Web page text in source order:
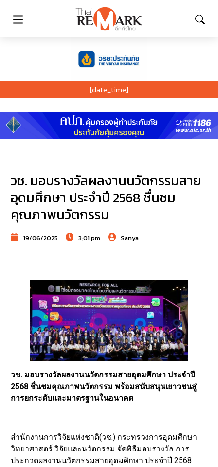
[date_time]
วช. มอบรางวัลผลงานนวัตกรรมสาย
อุดมศึกษา ประจำปี 2568 ชื่นชม
คุณภาพนวัตกรรม
19/06/2025 3:01 pm Sanya
วช. มอบรางวัลผลงานนวัตกรรมสายอุดมศึกษา ประจำปี
2568 ชื่นชมคุณภาพนวัตกรรม พร้อมสนับสนุนเยาวชนสู่
การยกระดับและมาตรฐานในอนาคต
สำนักงานการวิจัยแห่งชาติ(วช.) กระทรวงการอุดมศึกษา
วิทยาศาสตร์ วิจัยและนวัตกรรม จัดพิธีมอบรางวัล การ
ประกวดผลงานนวัตกรรมสายอุดมศึกษา ประจำปี 2568